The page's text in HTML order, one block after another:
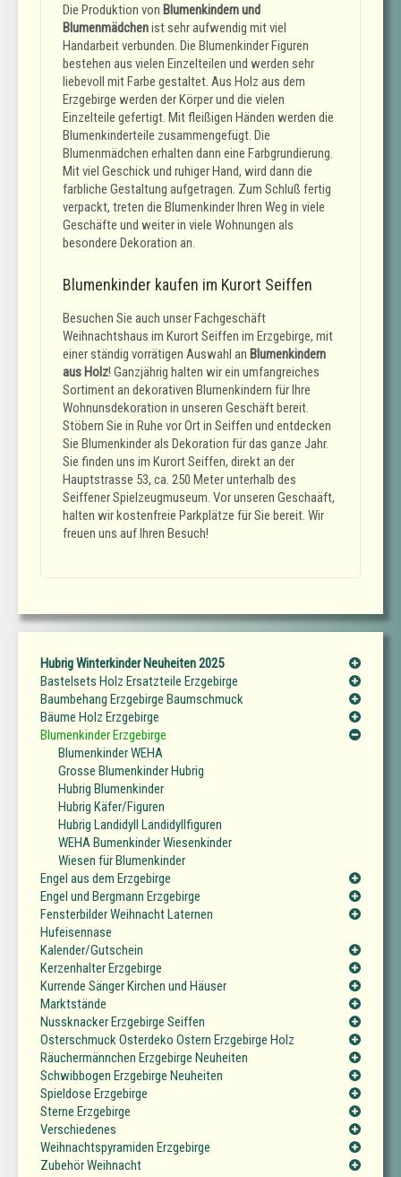
Die Produktion von Blumenkindern und
Blumenmädchenist sehr aufwendig mit viel
Handarbeit verbunden. Die Blumenkinder Figuren
bestehen aus vielen Einzelteilen und werden sehr
liebevoll mit Farbe gestaltet. Aus Holz aus dem
Erzgebirge werden der Körper und die vielen
Einzelteile gefertigt. Mit fleißigen Händen werden die
Blumenkinderteile zusammengefügt. Die
Blumenmädchen erhalten dann eine Farbgrundierung.
Mit viel Geschick und ruhiger Hand, wird dann die
farbliche Gestaltung aufgetragen. Zum Schluß fertig
verpackt, treten die Blumenkinder Ihren Weg in viele
Geschäfte und weiter in viele Wohnungen als
besondere Dekoration an.
Blumenkinder kaufen im Kurort Seiffen
Besuchen Sie auch unser Fachgeschäft
Weihnachtshaus im Kurort Seiffen im Erzgebirge, mit
einer ständig vorrätigen Auswahl an Blumenkindern
aus Holz! Ganzjährig halten wir ein umfangreiches
Sortiment an dekorativen Blumenkindern für Ihre
Wohnunsdekoration in unseren Geschäft bereit.
Stöbern Sie in Ruhe vor Ort in Seiffen und entdecken
Sie Blumenkinder als Dekoration für das ganze Jahr.
Sie finden uns im Kurort Seiffen, direkt an der
Hauptstrasse 53, ca. 250 Meter unterhalb des
Seiffener Spielzeugmuseum. Vor unseren Geschaäft,
halten wir kostenfreie Parkplätze für Sie bereit. Wir
freuen uns auf Ihren Besuch!
Hubrig Winterkinder Neuheiten 2025
Bastelsets Holz Ersatzteile Erzgebirge
Baumbehang Erzgebirge Baumschmuck
Bäume Holz Erzgebirge
Blumenkinder Erzgebirge
Blumenkinder WEHA
Grosse Blumenkinder Hubrig
Hubrig Blumenkinder
Hubrig Käfer/Figuren
Hubrig Landidyll Landidyllfiguren
WEHA Bumenkinder Wiesenkinder
Wiesen für Blumenkinder
Engel aus dem Erzgebirge
Engel und Bergmann Erzgebirge
Fensterbilder Weihnacht Laternen
Hufeisennase
Kalender/Gutschein
Kerzenhalter Erzgebirge
Kurrende Sänger Kirchen und Häuser
Marktstände
Nussknacker Erzgebirge Seiffen
Osterschmuck Osterdeko Ostern Erzgebirge Holz
Räuchermännchen Erzgebirge Neuheiten
Schwibbogen Erzgebirge Neuheiten
Spieldose Erzgebirge
Sterne Erzgebirge
Verschiedenes
Weihnachtspyramiden Erzgebirge
Zubehör Weihnacht